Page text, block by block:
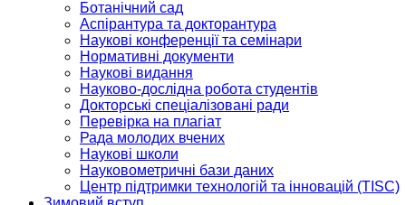
Ботанічний сад
Аспірантура та докторантура
Наукові конференції та семінари
Нормативні документи
Наукові видання
Науково-дослідна робота студентів
Докторські спеціалізовані ради
Перевірка на плагіат
Рада молодих вчених
Наукові школи
Науковометричні бази даних
Центр підтримки технологій та інновацій (TISC)